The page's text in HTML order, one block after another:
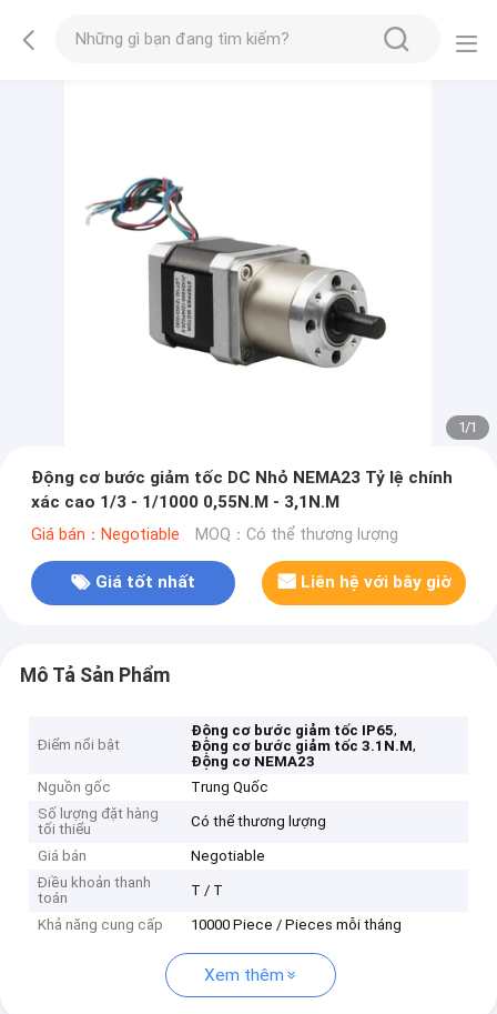
1/1
Động cơ bước giảm tốc DC Nhỏ NEMA23 Tỷ lệ chính
xác cao 1/3 - 1/1000 0,55N.M - 3,1N.M
Giá bán：Negotiable MOQ：Có thể thương lượng
Giá tốt nhất Liên hệ với bây giờ
Mô Tả Sản Phẩm
Điểm nổi bật
Động cơ bước giảm tốc IP65,
Động cơ bước giảm tốc 3.1N.M,
Động cơ NEMA23
Nguồn gốc
Trung Quốc
Số lượng đặt hàng
tối thiểu
Có thể thương lượng
Giá bán
Negotiable
Điều khoản thanh
toán
T / T
Khả năng cung cấp 10000 Piece / Pieces mỗi tháng
Xem thêm